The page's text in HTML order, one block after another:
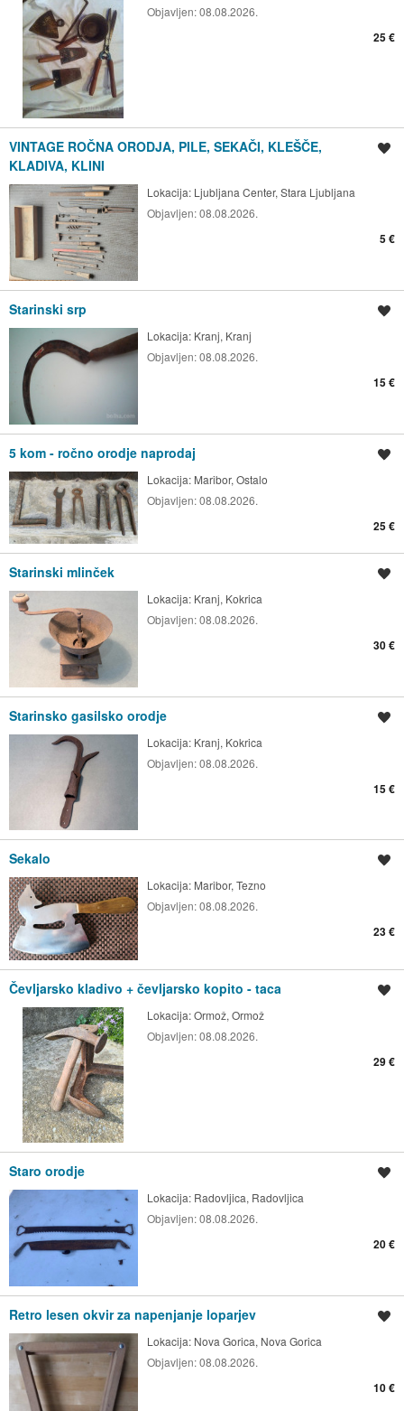
Objavljen:08.08.2026.
25 €
VINTAGE ROČNA ORODJA, PILE, SEKAČI, KLEŠČE,
KLADIVA, KLINI
Lokacija: Ljubljana Center, Stara Ljubljana
Objavljen:08.08.2026.
5 €
Starinski srp
Lokacija: Kranj, Kranj
Objavljen:08.08.2026.
15 €
5 kom - ročno orodje naprodaj
Lokacija: Maribor, Ostalo
Objavljen:08.08.2026.
25 €
Starinski mlinček
Lokacija: Kranj, Kokrica
Objavljen:08.08.2026.
30 €
Starinsko gasilsko orodje
Lokacija: Kranj, Kokrica
Objavljen:08.08.2026.
15 €
Sekalo
Lokacija: Maribor, Tezno
Objavljen:08.08.2026.
23 €
Čevljarsko kladivo + čevljarsko kopito - taca
Lokacija:Ormož, Ormož
Objavljen:08.08.2026.
29 €
Staro orodje
Lokacija: Radovljica, Radovljica
Objavljen:08.08.2026.
20 €
Retro lesen okvir za napenjanje loparjev
Lokacija: Nova Gorica, Nova Gorica
Objavljen:08.08.2026.
10 €